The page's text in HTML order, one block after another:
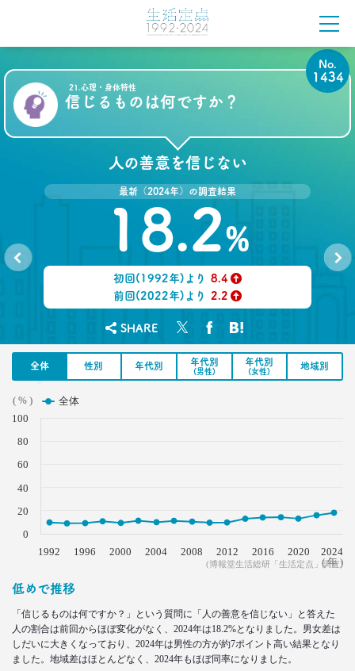
幸福度は最下位 50代男性を襲う
生活総研 上席研究員
佐香 孝
40代おじさんに共感？
–日経クロストレンド 連載⑰–
生活総研 上席研究員/コピーライター
2021.10.12
奥田民生は「おじさん」を
ユニコーンの武器にした
–日経クロストレンド 連載⑯–
生活総研 上席研究員/コピーライター
2021.09.09
40代おじさん・ロンブー淳 人生満点じゃない理由
ロンブー田村淳が思う「かっこいい40代おじさん」
とその理由
–日経クロストレンド 連載⑭–
2021.08.12
「40代おじさん」の妻は幸せか？
夫婦間ギャップに見る危機
–日経クロストレンド 連載⑬–
21.心理・身体特性
信じるものは何ですか？
No.
1434
人の善意を信じない
最新（2024年）の調査結果
18.2%
初回(1992年)より
8.4
前回(2022年)より
2.2
SHARE
全体 性別 年代別 年代別
(男性)
年代別
(女性)
地域別
( 年 )
( % )
(博報堂生活総研「生活定点」調査)
全体
1992 1996 2000 2004 2008 2012 2016 2020 2024
0
20
40
60
80
100
低めで推移
「信じるものは何ですか？」という質問に「人の善意を信じない」と答えた
人の割合は前回からほぼ変化がなく、2024年は18.2%となりました。男女差は
しだいに大きくなっており、2024年は男性の方が約7ポイント高い結果となり
ました。地域差はほとんどなく、2024年もほぼ同率になりました。